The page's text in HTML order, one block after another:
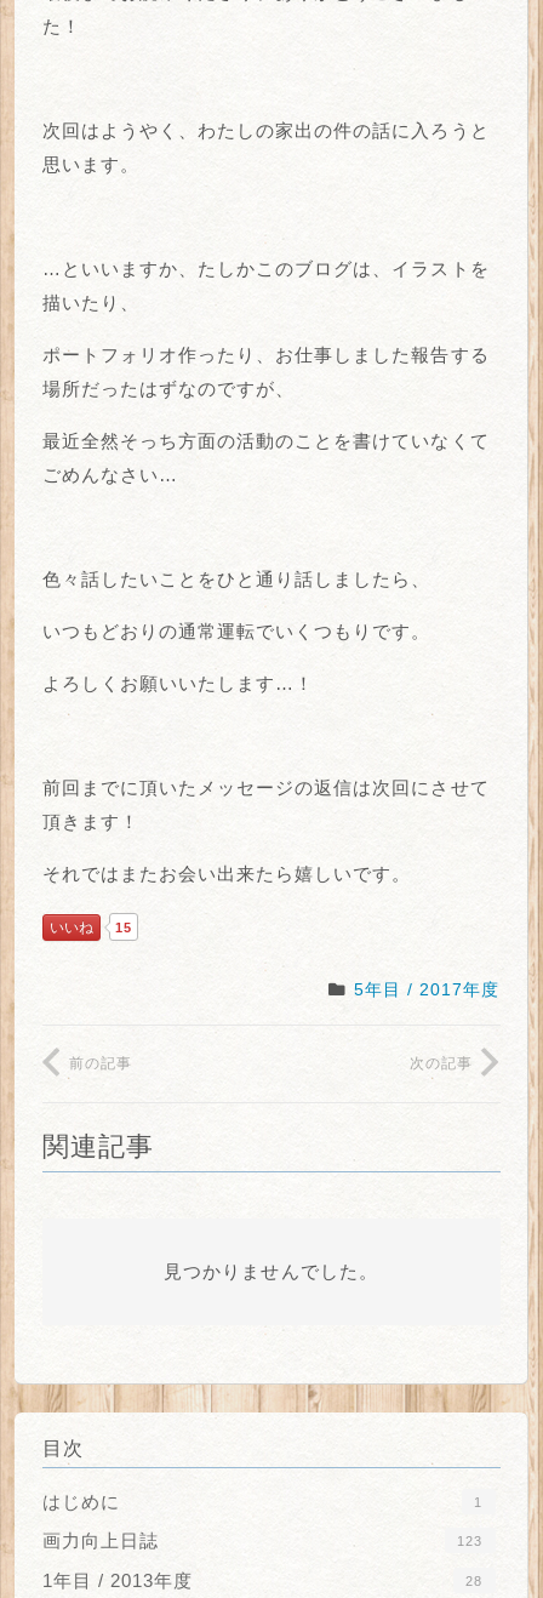
た！
次回はようやく、わたしの家出の件の話に入ろうと
思います。
…といいますか、たしかこのブログは、イラストを
描いたり、
ポートフォリオ作ったり、お仕事しました報告する
場所だったはずなのですが、
最近全然そっち方面の活動のことを書けていなくて
ごめんなさい…
色々話したいことをひと通り話しましたら、
いつもどおりの通常運転でいくつもりです。
よろしくお願いいたします…！
前回までに頂いたメッセージの返信は次回にさせて
頂きます！
それではまたお会い出来たら嬉しいです。
いいね 15
5年目 / 2017年度
前の記事 次の記事
関連記事
見つかりませんでした。
目次
はじめに 1
画力向上日誌 123
1年目 / 2013年度 28